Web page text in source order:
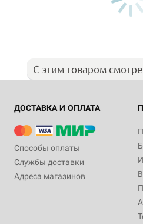
С этим товаром
ДОСТАВКА И ОПЛАТА
Способы оплаты
Службы доставки
Адреса магазинов